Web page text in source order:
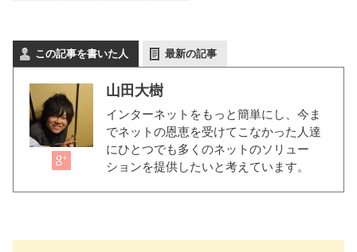
この記事を書いた人 最新の記事
山田大樹
インターネットをもっと簡単にし、今ま
でネットの恩恵を受けてこなかった人達
にひとつでも多くのネットのソリュー
ションを提供したいと考えています。